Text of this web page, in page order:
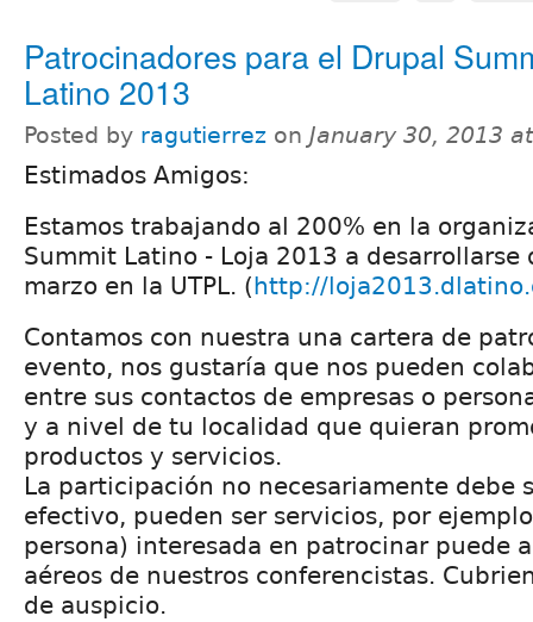
Patrocinadores para el Drupal
Latino 2013
Posted by ragutierrez on January 30, 2013
Estimados Amigos:
Estamos trabajando al 200% en la
Summit Latino - Loja 2013 a desarrollarse
marzo en la UTPL. (http://
Contamos con nuestra una cartera de
evento, nos gustaría que nos pueden
entre sus contactos de empresas o
y a nivel de tu localidad que quieran
productos y servicios.
La participación no necesariamente debe
efectivo, pueden ser servicios, por
persona) interesada en patrocinar puede
aéreos de nuestros conferencistas.
de auspicio.